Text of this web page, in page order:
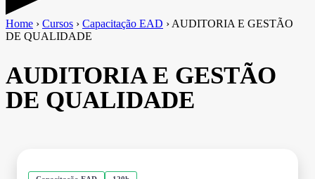
Home › Cursos › Capacitação EAD › AUDITORIA E GESTÃO
DE QUALIDADE
AUDITORIA E GESTÃO
DE QUALIDADE